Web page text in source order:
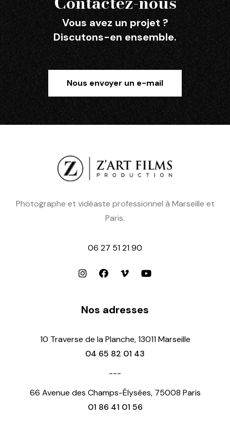
Vous avez un projet ?
Discutons-en ensemble.
Nous envoyer un e-mail
Photographe et vidéaste professionnel à Marseille et
Paris.
06 27 51 21 90
Nos adresses
10 Traverse de la Planche, 13011 Marseille
04 65 82 01 43
---
66 Avenue des Champs-Élysées, 75008 Paris
01 86 41 01 56